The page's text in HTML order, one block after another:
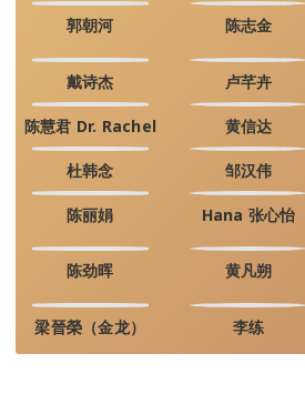
郭朝河 陈志金
戴诗杰 卢芊卉
陈慧君 Dr. Rachel 黄信达
杜韩念 邹汉伟
陈丽娟 Hana 张心怡
陈劲晖 黄凡朔
梁晉榮（金龙） 李练